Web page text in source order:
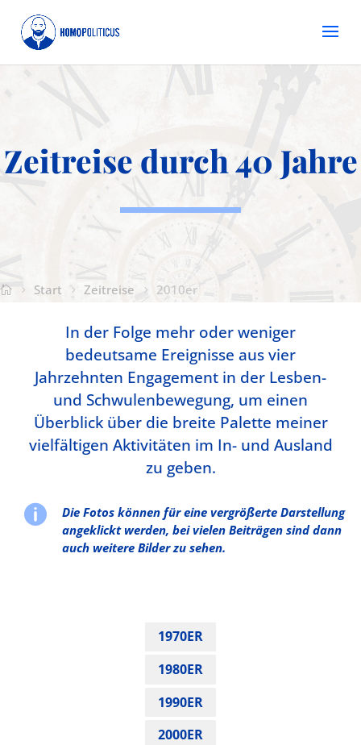
Zeitreise durch 40 Jahre
Start Zeitreise 2010er
In der Folge mehr oder weniger
bedeutsame Ereignisse aus vier
Jahrzehnten Engagement in der Lesben-
und Schwulenbewegung, um einen
Überblick über die breite Palette meiner
vielfältigen Aktivitäten im In- und Ausland
zu geben.

Die Fotos können für eine vergrößerte Darstellung
angeklickt werden, bei vielen Beiträgen sind dann
auch weitere Bilder zu sehen.
1970ER
1980ER
1990ER
2000ER